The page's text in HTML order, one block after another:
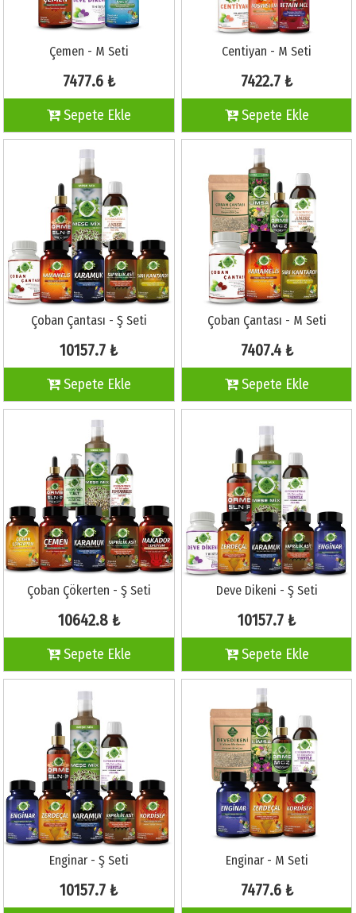
Çemen - M Seti
7477.6 ₺
Sepete Ekle
Centiyan - M Seti
7422.7 ₺
Sepete Ekle
Çoban Çantası - Ş Seti
10157.7 ₺
Sepete Ekle
Çoban Çantası - M Seti
7407.4 ₺
Sepete Ekle
Çoban Çökerten - Ş Seti
10642.8 ₺
Sepete Ekle
Deve Dikeni - Ş Seti
10157.7 ₺
Sepete Ekle
Enginar - Ş Seti
10157.7 ₺
Enginar - M Seti
7477.6 ₺